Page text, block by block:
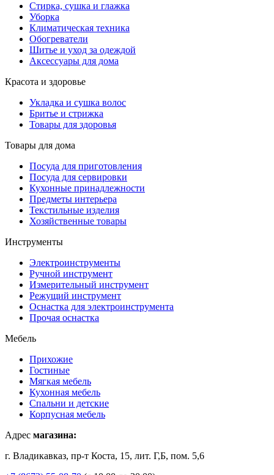
Стирка, сушка и глажка
Уборка
Климатическая техника
Обогреватели
Шитье и уход за одеждой
Аксессуары для дома
Красота и здоровье
Укладка и сушка волос
Бритье и стрижка
Товары для здоровья
Товары для дома
Посуда для приготовления
Посуда для сервировки
Кухонные принадлежности
Предметы интерьера
Текстильные изделия
Хозяйственные товары
Инструменты
Электроинструменты
Ручной инструмент
Измерительный инструмент
Режущий инструмент
Оснастка для электроинструмента
Прочая оснастка
Мебель
Прихожие
Гостиные
Мягкая мебель
Кухонная мебель
Спальни и детские
Корпусная мебель
Адрес магазина:
г. Владикавказ, пр-т Коста, 15, лит. Г,Б, пом. 5,6